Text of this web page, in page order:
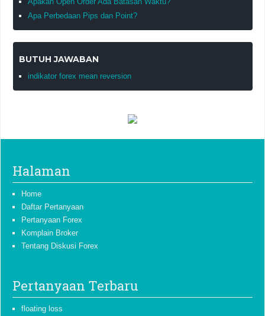
Apa Perbedaan Pips dan Point?
BUTUH JAWABAN
indikator forex mean reversion
Halaman
Home
Daftar Pertanyaan
Pertanyaan Forex
Komplain Broker
Tentang Diskusi Forex
Pertanyaan Terbaru
floating loss